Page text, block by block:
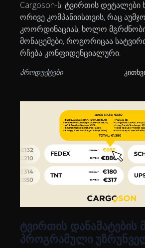
Cargoson-ს. ტვირთის დეტალები
ორივე კომპანიისთვის, რაც
კოორდინაციას, ხოლო
მონაცემები, როგორიცაა
რჩება კონფიდენციალური.
პროდუქტები
ტვირთის დანამატების
პროგრამული